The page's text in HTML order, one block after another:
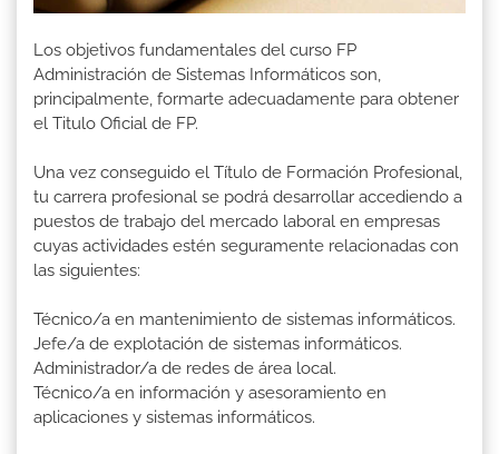
Los objetivos fundamentales del curso FP
Administración de Sistemas Informáticos son,
principalmente, formarte adecuadamente para obtener
el Titulo Oficial de FP.
Una vez conseguido el Título de Formación Profesional,
tu carrera profesional se podrá desarrollar accediendo a
puestos de trabajo del mercado laboral en empresas
cuyas actividades estén seguramente relacionadas con
las siguientes:
Técnico/a en mantenimiento de sistemas informáticos.
Jefe/a de explotación de sistemas informáticos.
Administrador/a de redes de área local.
Técnico/a en información y asesoramiento en
aplicaciones y sistemas informáticos.